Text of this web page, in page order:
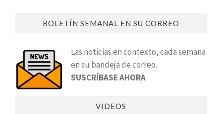
BOLETÍN SEMANAL EN SU CORREO
Las noticias en contexto, cada semana
en su bandeja de correo.
SUSCRÍBASE AHORA
VIDEOS